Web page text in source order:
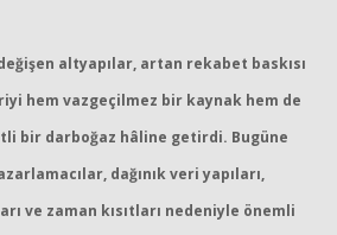
altyapılar, artan rekabet baskısı
hem vazgeçilmez bir kaynak hem de
bir darboğaz hâline getirdi. Bugüne
dağınık veri yapıları,
ve zaman kısıtları nedeniyle önemli